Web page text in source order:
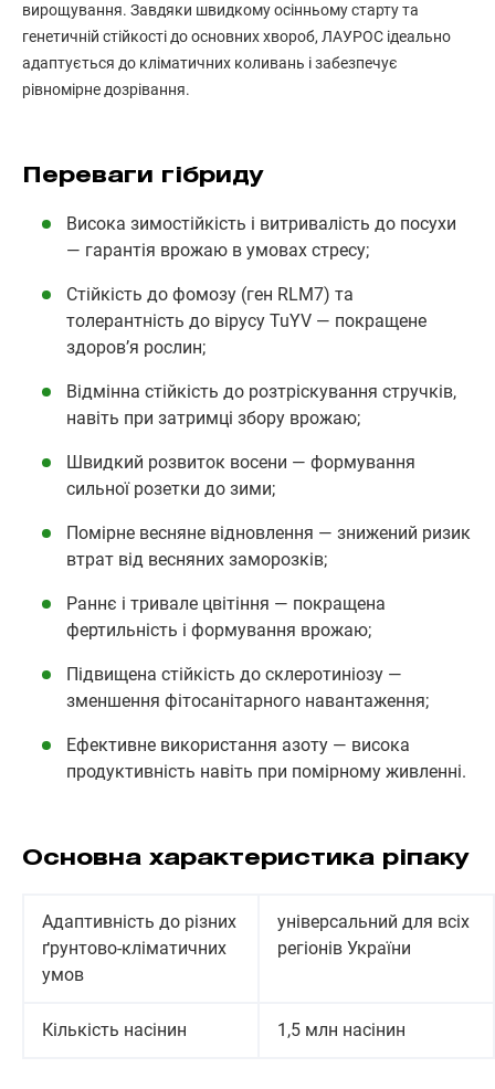
вирощування. Завдяки швидкому осінньому старту та
генетичній стійкості до основних хвороб, ЛАУРОС ідеально
адаптується до кліматичних коливань і забезпечує
рівномірне дозрівання.
Переваги гібриду
Висока зимостійкість і витривалість до посухи
— гарантія врожаю в умовах стресу;
Стійкість до фомозу (ген RLM7) та
толерантність до вірусу TuYV — покращене
здоров’я рослин;
Відмінна стійкість до розтріскування стручків,
навіть при затримці збору врожаю;
Швидкий розвиток восени — формування
сильної розетки до зими;
Помірне весняне відновлення — знижений ризик
втрат від весняних заморозків;
Раннє і тривале цвітіння — покращена
фертильність і формування врожаю;
Підвищена стійкість до склеротиніозу —
зменшення фітосанітарного навантаження;
Ефективне використання азоту — висока
продуктивність навіть при помірному живленні.
Основна характеристика ріпаку
Адаптивність до різних
ґрунтово-кліматичних
умов
універсальний для всіх
регіонів України
Кількість насінин 1,5 млн насінин